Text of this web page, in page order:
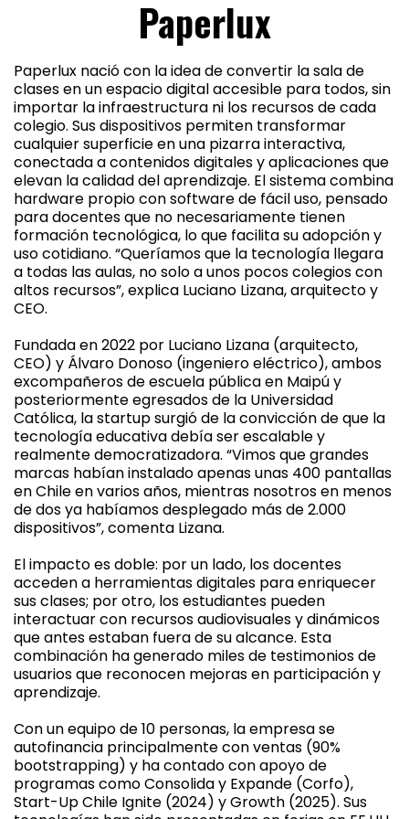
Paperlux
Paperlux nació con la idea de convertir la sala de
clases en un espacio digital accesible para todos, sin
importar la infraestructura ni los recursos de cada
colegio. Sus dispositivos permiten transformar
cualquier superficie en una pizarra interactiva,
conectada a contenidos digitales y aplicaciones que
elevan la calidad del aprendizaje. El sistema combina
hardware propio con software de fácil uso, pensado
para docentes que no necesariamente tienen
formación tecnológica, lo que facilita su adopción y
uso cotidiano. “Queríamos que la tecnología llegara
a todas las aulas, no solo a unos pocos colegios con
altos recursos”, explica Luciano Lizana, arquitecto y
CEO.
Fundada en 2022 por Luciano Lizana (arquitecto,
CEO) y Álvaro Donoso (ingeniero eléctrico), ambos
excompañeros de escuela pública en Maipú y
posteriormente egresados de la Universidad
Católica, la startup surgió de la convicción de que la
tecnología educativa debía ser escalable y
realmente democratizadora. “Vimos que grandes
marcas habían instalado apenas unas 400 pantallas
en Chile en varios años, mientras nosotros en menos
de dos ya habíamos desplegado más de 2.000
dispositivos”, comenta Lizana.
El impacto es doble: por un lado, los docentes
acceden a herramientas digitales para enriquecer
sus clases; por otro, los estudiantes pueden
interactuar con recursos audiovisuales y dinámicos
que antes estaban fuera de su alcance. Esta
combinación ha generado miles de testimonios de
usuarios que reconocen mejoras en participación y
aprendizaje.
Con un equipo de 10 personas, la empresa se
autofinancia principalmente con ventas (90%
bootstrapping) y ha contado con apoyo de
programas como Consolida y Expande (Corfo),
Start-Up Chile Ignite (2024) y Growth (2025). Sus